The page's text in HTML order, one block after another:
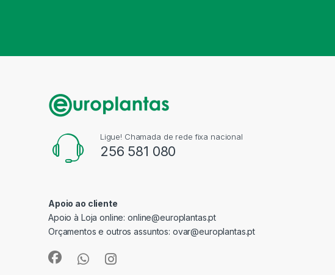
Ligue! Chamada de rede fixa nacional
256 581 080
Apoio ao cliente
Apoio à Loja online:online@europlantas.pt
Orçamentos e outros assuntos: ovar@europlantas.pt